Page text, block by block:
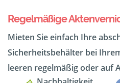
Regelmäßige
Mieten Sie einfach Ihre
Sicherheitsbehälter bei
leeren regelmäßig oder auf